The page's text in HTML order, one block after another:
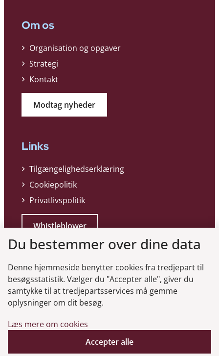
Om os
Organisation og opgaver
Strategi
Kontakt
Modtag nyheder
Links
Tilgængelighedserklæring
Cookiepolitik
Privatlivspolitik
Whistleblower
Genveje
Gå til virksomhedsregisteret
Gå til selskabsmeddelelser
Du bestemmer over dine data
Denne hjemmeside benytter cookies fra tredjepart til
besøgsstatistik. Vælger du "Accepter alle", giver du
samtykke til at tredjepartsservices må gemme
oplysninger om dit besøg.
Læs mere om cookies
Accepter alle